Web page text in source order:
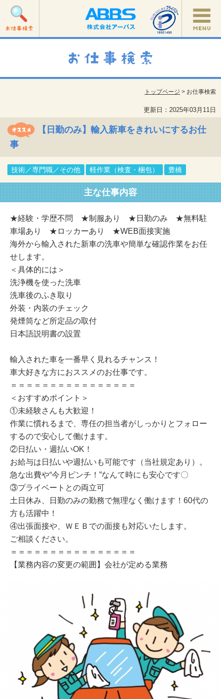
トップページ > お仕事検索
更新日：2025年03月11日
【日勤のみ】輸入新車をきれいにするお仕
事
技術／専門職／その他 軽作業（検査・梱包） 豊橋
主な仕事内容
★経験・学歴不問 ★制服あり ★日勤のみ ★無料駐
車場あり ★ロッカーあり ★WEB面接実施
海外から輸入された新車の洗車や簡単な確認作業をお任
せします。
＜具体的には＞
洗浄機を使った洗車
洗車後のふき取り
外装・内装のチェック
発煙筒など所定品の取付
日本語説明書の設置
輸入された車を一番早く見れるチャンス！
車大好きな方におススメのお仕事です。
＝＝＝＝＝＝＝＝＝＝＝＝＝＝＝＝
＜おすすめポイント＞
①未経験さんも大歓迎！
作業に慣れるまで、専任の担当者がしっかりとフォロー
するので安心して働けます。
②日払い・週払いOK！
お給与は日払いや週払いも可能です（当社規定あり）。
急な出費や“今月ピンチ！”なんて時にも安心です〇
③プライベートとの両立可
土日休み、日勤のみの勤務で無理なく働けます！60代の
方も活躍中！
④出張面接や、ＷＥＢでの面接も対応いたします。
ご相談ください。
＝＝＝＝＝＝＝＝＝＝＝＝＝＝＝＝
【業務内容の変更の範囲】会社が定める業務